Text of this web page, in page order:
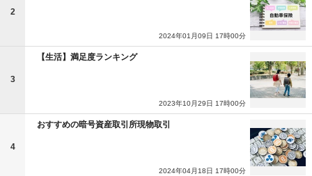
2
2024年01月09日 17時00分
3
【生活】満足度ランキング
2023年10月29日 17時00分
4
おすすめの暗号資産取引所現物取引
2024年04月18日 17時00分